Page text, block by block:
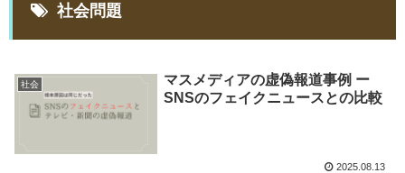
社会問題
社会
マスメディアの虚偽報道事例 ー
SNSのフェイクニュースとの比較
2025.08.13